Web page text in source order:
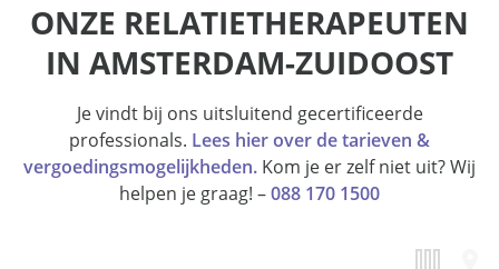
ONZE RELATIETHERAPEUTEN
IN AMSTERDAM-ZUIDOOST
Je vindt bij ons uitsluitend gecertificeerde
professionals. Lees hier over de tarieven &
vergoedingsmogelijkheden. Kom je er zelf niet uit? Wij
helpen je graag! –088 170 1500